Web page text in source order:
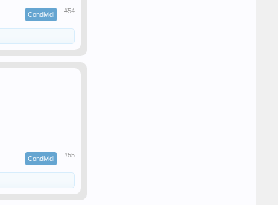
Condividi #54
Condividi #55